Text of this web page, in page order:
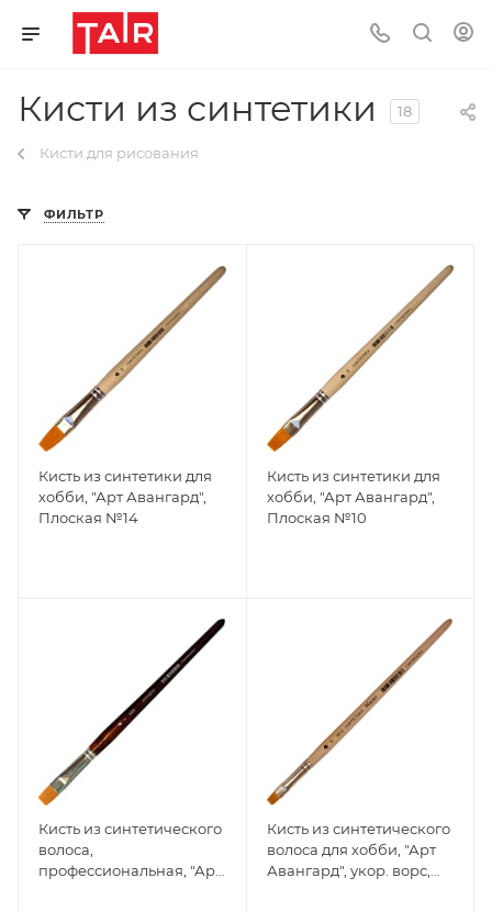
Кисти из синтетики 18
Кисти для рисования
ФИЛЬТР
Кисть из синтетики для
хобби, "Арт Авангард",
Плоская №14
Кисть из синтетики для
хобби, "Арт Авангард",
Плоская №10
Кисть из синтетического
волоса,
профессиональная, "Арт
Кисть из синтетического
волоса для хобби, "Арт
Авангард", укор. ворс,